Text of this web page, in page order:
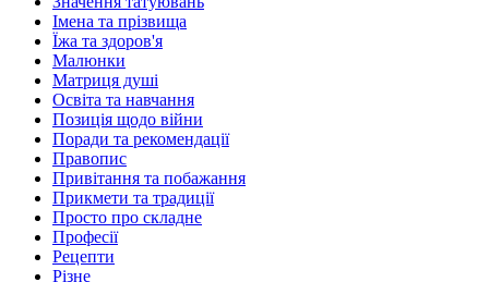
Імена та прізвища
Їжа та здоров'я
Малюнки
Матриця душі
Освіта та навчання
Позиція щодо війни
Поради та рекомендації
Правопис
Привітання та побажання
Прикмети та традиції
Просто про складне
Професії
Рецепти
Різне